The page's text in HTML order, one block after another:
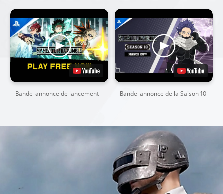
Bande-annonce de lancement Bande-annonce de la Saison 10